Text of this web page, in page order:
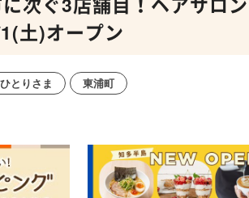
土)オープン
とりさま 東浦町